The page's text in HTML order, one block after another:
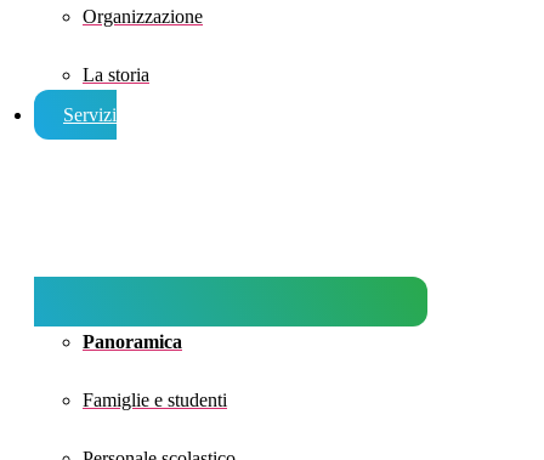
Organizzazione
La storia
Servizi
Panoramica
Famiglie e studenti